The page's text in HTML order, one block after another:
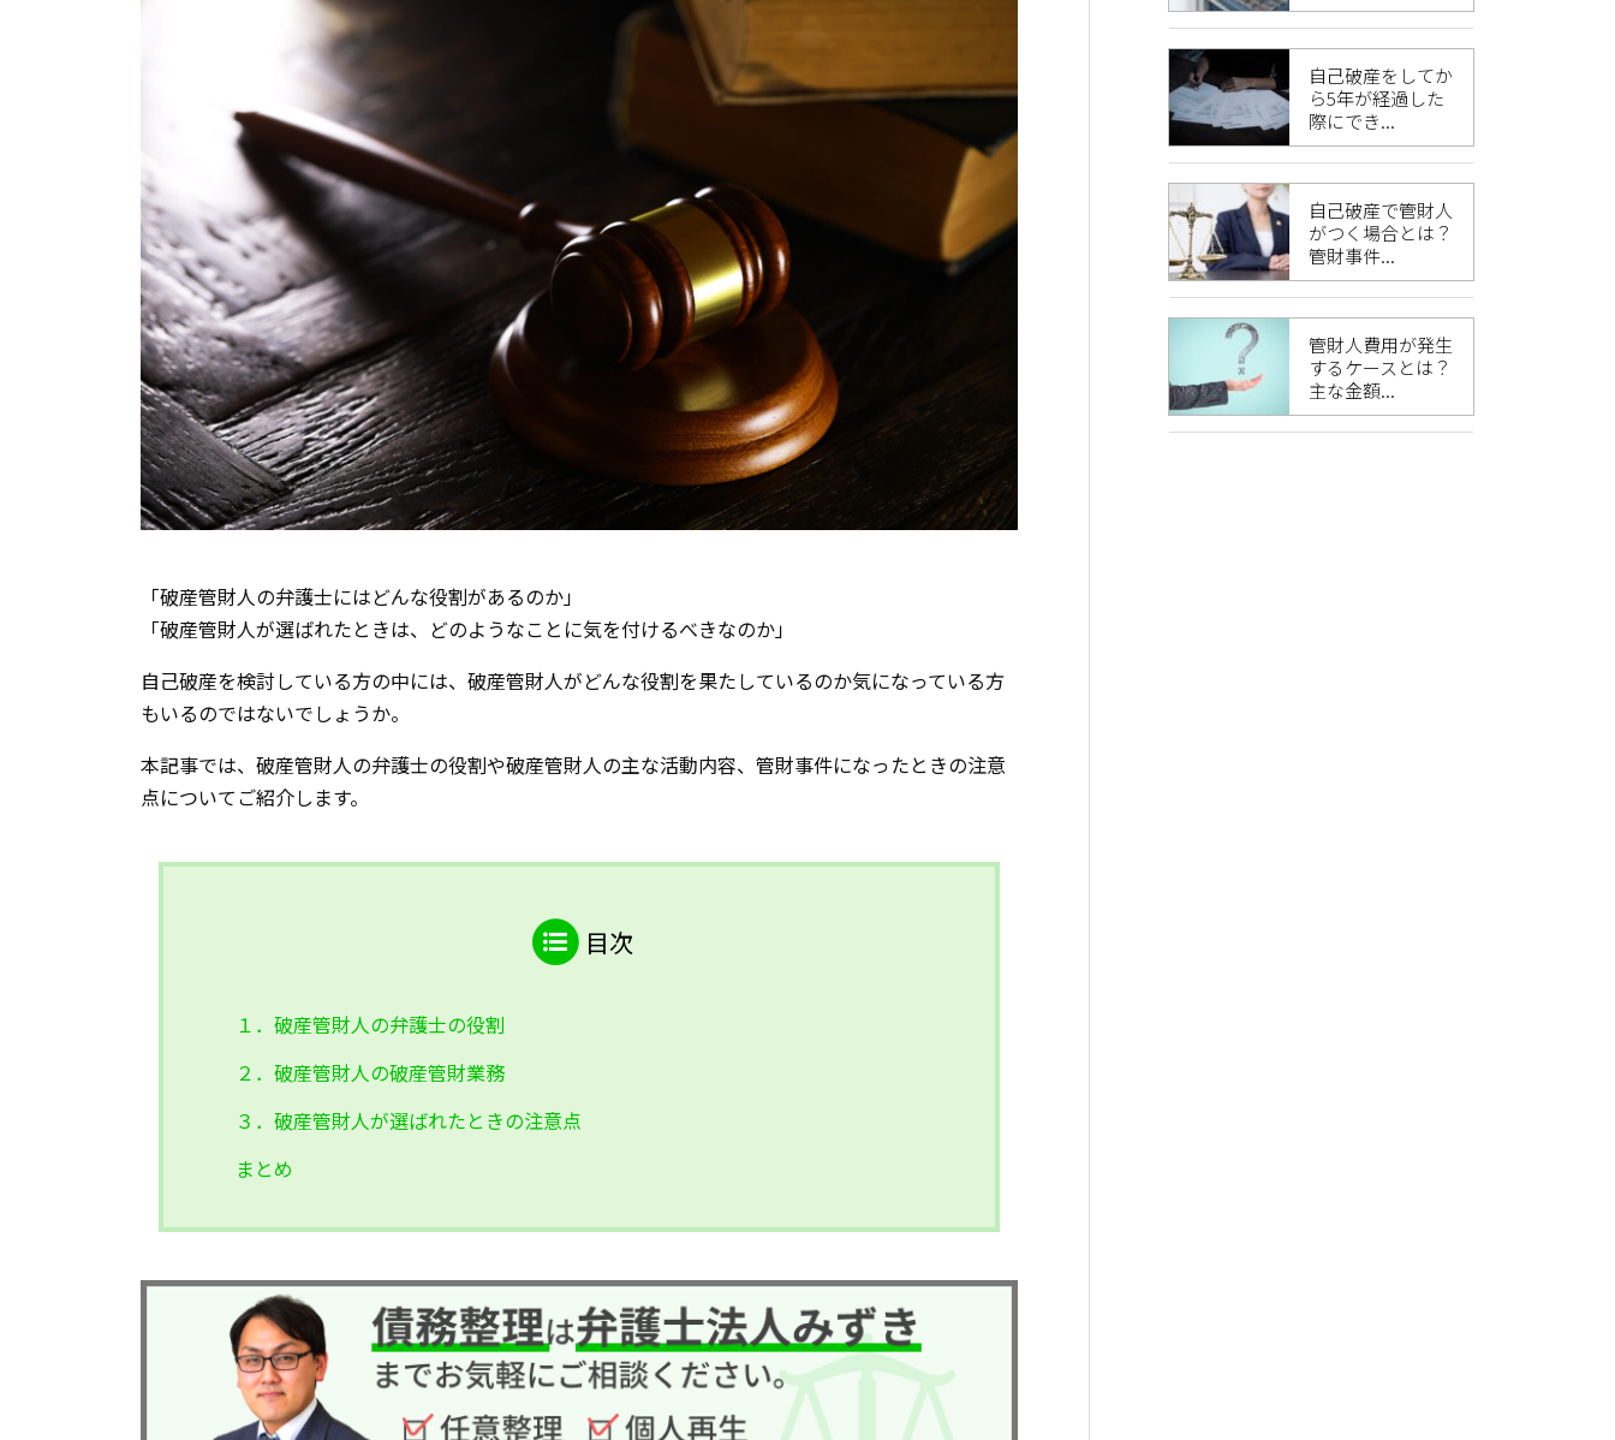
「破産管財人の弁護士にはどんな役割があるのか」
「破産管財人が選ばれたときは、どのようなことに気を付けるべきなのか」
自己破産を検討している方の中には、破産管財人がどんな役割を果たしているのか気になっている方
もいるのではないでしょうか。
本記事では、破産管財人の弁護士の役割や破産管財人の主な活動内容、管財事件になったときの注意
点についてご紹介します。
目次
１．破産管財人の弁護士の役割
２．破産管財人の破産管財業務
３．破産管財人が選ばれたときの注意点
まとめ
自己破産をしてか
ら5年が経過した
際にでき...
自己破産で管財人
がつく場合とは？
管財事件...
管財人費用が発生
するケースとは？
主な金額...